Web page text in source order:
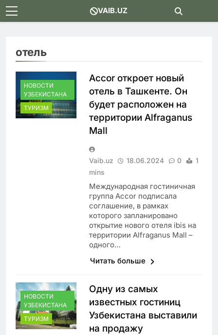
Skip
to
VAIB.UZ
отель
НОВОСТИ
УЗБЕКИСТАНА
ТУРИЗМ
Accor откроет новый
отель в Ташкенте. Он
будет расположен на
территории Alfraganus
Mall
Vaib.uz 18.06.2024 0
1
mins
Международная гостиничная
группа Accor подписала
соглашение, в рамках
которого запланировано
открытие нового отеля ibis на
территории Alfraganus Mall –
одного…
Читать больше
НОВОСТИ
УЗБЕКИСТАНА
ТУРИЗМ
Одну из самых
известных гостиниц
Узбекистана выставили
на продажу